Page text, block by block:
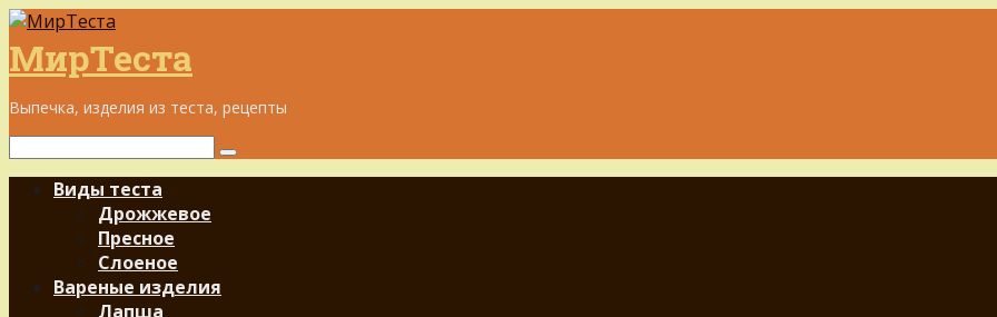
Перейти
к
контенту
МирТеста
Выпечка, изделия из теста, рецепты
Поиск:
Виды теста
Дрожжевое
Пресное
Слоеное
Вареные изделия
Лапша